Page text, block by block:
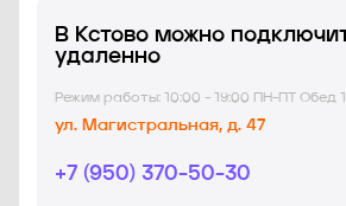
В Кстово можно
удаленно
Режим работы: 10:00 - 19:00 ПН-ПТ Обед
ул. Магистральная, д. 47
+7 (950) 370-50-30